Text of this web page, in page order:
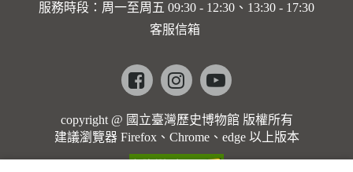
服務時段：周一至周五 09:30 - 12:30、13:30 - 17:30
客服信箱
Facebookinstagramyoutube
copyright @ 國立臺灣歷史博物館 版權所有
建議瀏覽器 Firefox、Chrome、edge 以上版本